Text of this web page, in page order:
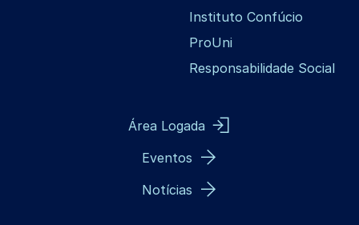
Instituto Confúcio
ProUni
Responsabilidade Social
Área Logada
Eventos
Notícias